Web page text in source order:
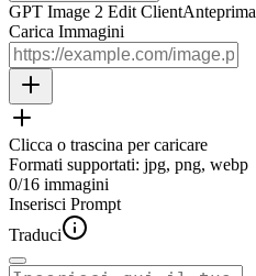
GPT Image 2 Edit ClientAnteprima
Carica Immagini
Clicca o trascina per caricare
Formati supportati: jpg, png, webp
0/16 immagini
Inserisci Prompt
Traduci